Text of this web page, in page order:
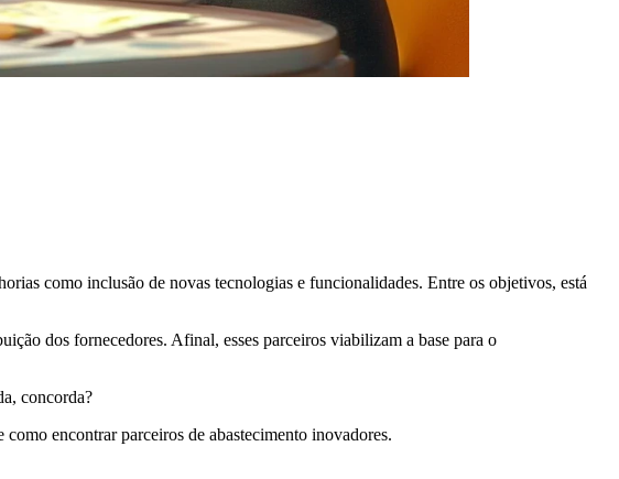
como inclusão de novas tecnologias e funcionalidades. Entre os objetivos, está
dos fornecedores. Afinal, esses parceiros viabilizam a base para o
concorda?
encontrar parceiros de abastecimento inovadores.